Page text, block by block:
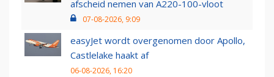
afscheid nemen van A220-100-vloot
07-08-2026, 9:09
easyJet wordt overgenomen door Apollo,
Castlelake haakt af
06-08-2026, 16:20